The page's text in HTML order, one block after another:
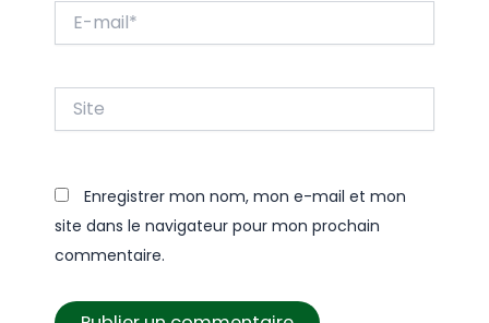
mail*
Enregistrer mon nom, mon e-mail et mon
site dans le navigateur pour mon prochain
commentaire.